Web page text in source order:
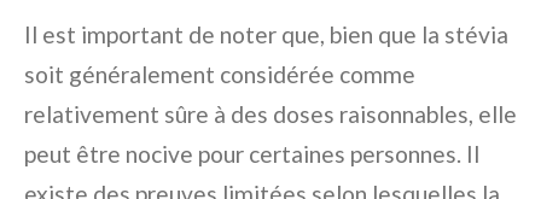
Il est important de noter que, bien que la stévia
soit généralement considérée comme
relativement sûre à des doses raisonnables, elle
peut être nocive pour certaines personnes. Il
existe des preuves limitées selon lesquelles la